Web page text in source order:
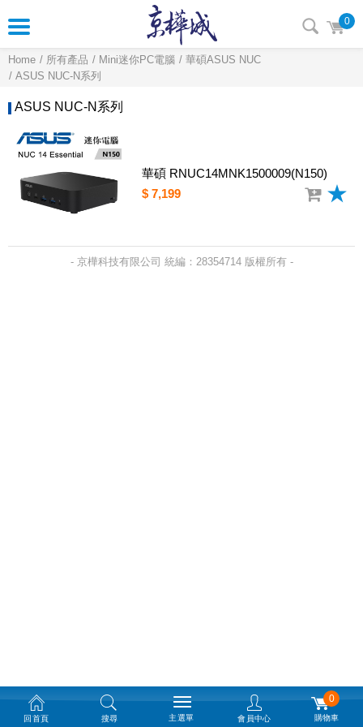
0
Home 所有產品 Mini迷你PC電腦
華碩ASUS NUC
ASUS NUC-N系列
ASUS NUC-N系列
華碩 RNUC14MNK1500009(N150)
$ 7,199
- 京樺科技有限公司 統編：28354714 版權所有 -
回首頁 搜尋 主選單 會員中心
0
購物車